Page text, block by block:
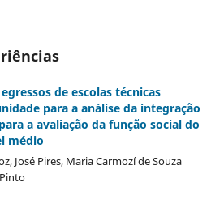
de escolas técnicas
para a análise da integração
a avaliação da função social do
médio
José Pires, Maria Carmozí de Souza